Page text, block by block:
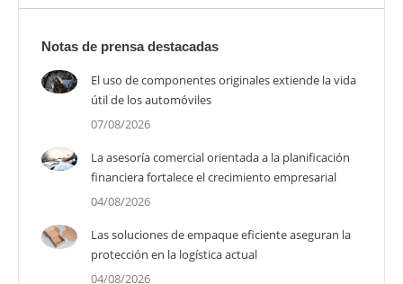
Notas de prensa destacadas
El uso de componentes originales extiende la vida
útil de los automóviles
07/08/2026
La asesoría comercial orientada a la planificación
financiera fortalece el crecimiento empresarial
04/08/2026
Las soluciones de empaque eficiente aseguran la
protección en la logística actual
04/08/2026